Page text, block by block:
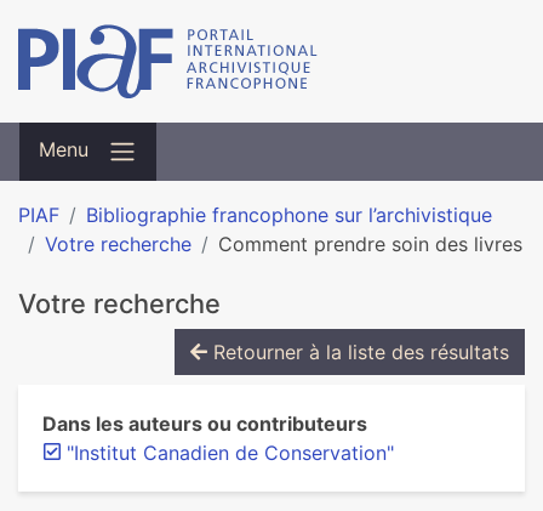
Menu
PIAF
Bibliographie francophone sur l’archivistique
Votre recherche
Comment prendre soin des livres
Votre recherche
Retourner à la liste des résultats
Dans les auteurs ou contributeurs
"Institut Canadien de Conservation"